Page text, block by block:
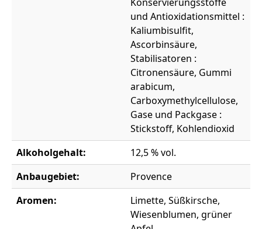
und Antioxidationsmittel :
Kaliumbisulfit,
Ascorbinsäure,
Stabilisatoren :
Citronensäure, Gummi
arabicum,
Carboxymethylcellulose,
Gase und Packgase :
Stickstoff, Kohlendioxid
Alkoholgehalt:
12,5 % vol.
Anbaugebiet:
Provence
Aromen:
Limette, Süßkirsche,
Wiesenblumen, grüner